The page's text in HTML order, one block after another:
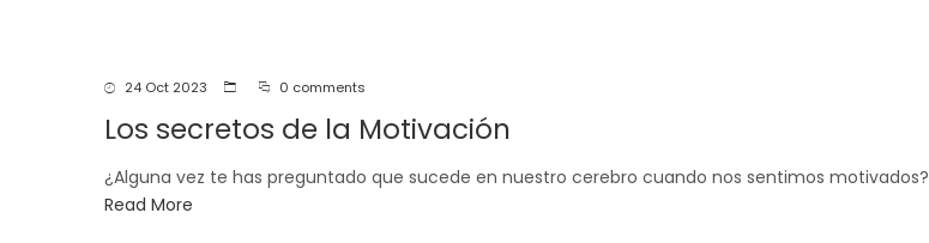
24 Oct 2023 0 comments
Los secretos de la Motivación
¿Alguna vez te has preguntado que sucede en nuestro cerebro cuando nos sentimos motivados?
Read More